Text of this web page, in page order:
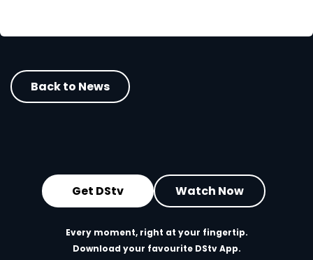
Back to News
Get DStv Watch Now
Every moment, right at your fingertip.
Download your favourite DStv App.